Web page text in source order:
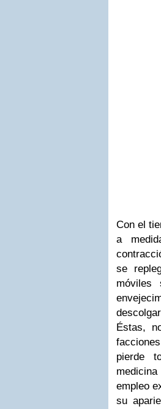
Con el
a
se
móviles
Éstas,
pierde
empleo
su